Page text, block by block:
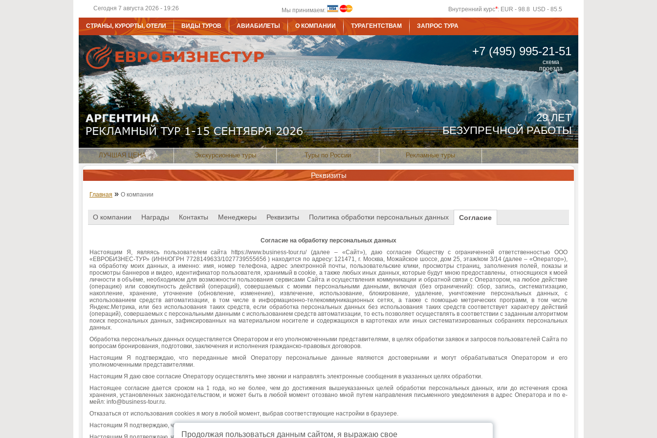
Сегодня 7 августа 2026 - 19:26 Мы принимаем: Внутренний курс*: EUR - 98.8 USD - 85.5
СТРАНЫ, КУРОРТЫ, ОТЕЛИ ВИДЫ ТУРОВ АВИАБИЛЕТЫ О КОМПАНИИ ТУРАГЕНТСТВАМ ЗАПРОС ТУРА
+7 (495) 995-21-51
схема
проезда
ЛУЧШАЯ ЦЕНА Экскурсионные туры Туры по России Рекламные туры
29 ЛЕТ
БЕЗУПРЕЧНОЙ РАБОТЫ
Реквизиты
Главная » О компании
О компании Награды Контакты Менеджеры Реквизиты Политика обработки персональных данных Согласие
Согласие на обработку персональных данных
Настоящим Я, являясь пользователем сайта
https://www.business-tour.ru/(далее – «Сайт»), даю согласие Обществу с ограниченной ответственностью ООО
«ЕВРОБИЗНЕС-ТУР» (ИНН/ОГРН 7728149633/1027739555656 ) находится по адресу: 121471, г. Москва, Можайское шоссе, дом 25, этаж/ком 3/14 (далее – «Оператор»),
на обработку моих данных, а именно: имя, номер телефона, адрес электронной почты, пользовательские клики, просмотры страниц, заполнения полей, показы и
просмотры баннеров и видео, идентификатор пользователя, хранимый в cookie, а также любых иных данных, которые будут мною предоставлены, относящихся к моей
личности в объёме, необходимом для возможности пользования сервисами Сайта и осуществления коммуникации и обратной связи с Оператором, на любое действие
(операцию) или совокупность действий (операций), совершаемых с моими персональными данными, включая (без ограничений): сбор, запись, систематизацию,
накопление, хранение, уточнение (обновление, изменение), извлечение, использование, блокирование, удаление, уничтожение персональных данных, с
использованием средств автоматизации, в том числе в информационно-телекоммуникационных сетях, а также с помощью метрических программ, в том числе
Яндекс.Метрика, или без использования таких средств, если обработка персональных данных без использования таких средств соответствует характеру действий
(операций), совершаемых с персональными данными с использованием средств автоматизации, то есть позволяет осуществлять в соответствии с заданным алгоритмом
поиск персональных данных, зафиксированных на материальном носителе и содержащихся в картотеках или иных систематизированных собраниях персональных
данных.
Обработка персональных данных осуществляется Оператором и его уполномоченными представителями, в целях обработки заявок и запросов пользователей Сайта по
вопросам бронирования, подготовки, заключения и исполнения гражданско-правовых договоров.
Настоящим Я подтверждаю, что переданные мной Оператору персональные данные являются достоверными и могут обрабатываться Оператором и его
уполномоченными представителями.
Настоящим Я даю свое согласие Оператору осуществлять мне звонки и направлять электронные сообщения в указанных целях обработки.
Настоящее согласие дается сроком на 1 года, но не более, чем до достижения вышеуказанных целей обработки персональных данных, или до истечения срока
хранения, установленных законодательством, и может быть в любой момент отозвано мной путем направления письменного уведомления в адрес Оператора и по е-
мейл: info@business-tour.ru.
Отказаться от использования cookies я могу в любой момент, выбрав соответствующие настройки в браузере.
Настоящим Я подтверждаю, что мои права, как субъекта персональных данных, мне разъяснены Оператором и мне понятны.
Продолжая пользоваться данным сайтом, я выражаю свое